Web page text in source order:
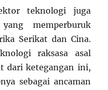
teknologi juga
memperburuk
Serikat dan Cina.
raksasa asal
dari ketegangan ini,
sebagai ancaman